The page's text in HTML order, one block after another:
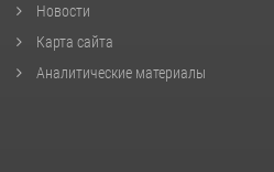
Новости
Карта сайта
Аналитические материалы